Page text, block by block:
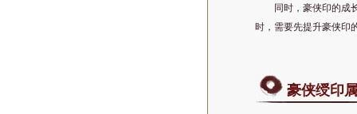
同时，豪侠印的成
时，需要先提升豪侠印
豪侠绶印